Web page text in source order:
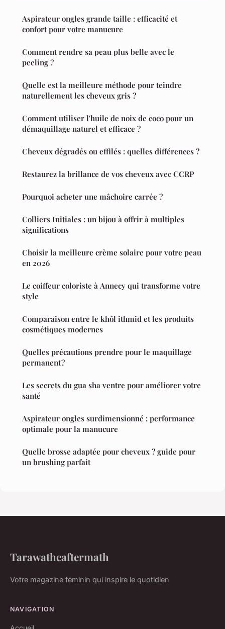
Aspirateur ongles grande taille : efficacité et
confort pour votre manucure
Comment rendre sa peau plus belle avec le
peeling ?
Quelle est la meilleure méthode pour teindre
naturellement les cheveux gris ?
Comment utiliser l'huile de noix de coco pour un
démaquillage naturel et efficace ?
Cheveux dégradés ou effilés : quelles différences ?
Restaurez la brillance de vos cheveux avec CCRP
Pourquoi acheter une mâchoire carrée ?
Colliers Initiales : un bijou à offrir à multiples
significations
Choisir la meilleure crème solaire pour votre peau
en 2026
Le coiffeur coloriste à Annecy qui transforme votre
style
Comparaison entre le khôl ithmid et les produits
cosmétiques modernes
Quelles précautions prendre pour le maquillage
permanent ?
Les secrets du gua sha ventre pour améliorer votre
santé
Aspirateur ongles surdimensionné : performance
optimale pour la manucure
Quelle brosse adaptée pour cheveux ? guide pour
un brushing parfait
Tarawatheaftermath
Votre magazine féminin qui inspire le quotidien
NAVIGATION